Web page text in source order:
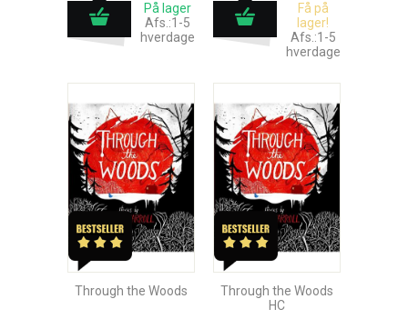
På lager
Afs.:1-5
hverdage
Få på
lager!
Afs.:1-5
hverdage
Through the Woods
Through the Woods
HC